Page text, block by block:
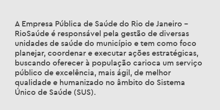
A Empresa Pública de Saúde do Rio de Janeiro –
RioSaúde é responsável pela gestão de diversas
unidades de saúde do município e tem como foco
planejar, coordenar e executar ações estratégicas,
buscando oferecer à população carioca um serviço
público de excelência, mais ágil, de melhor
qualidade e humanizado no âmbito do Sistema
Único de Saúde (SUS).